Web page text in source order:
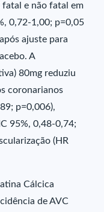
fatal e não fatal em
0,72-1,00; p=0,05
ajuste para
A
80mg reduziu
coronarianos
p=0,006),
95%, 0,48-0,74;
(HR
Cálcica
de AVC